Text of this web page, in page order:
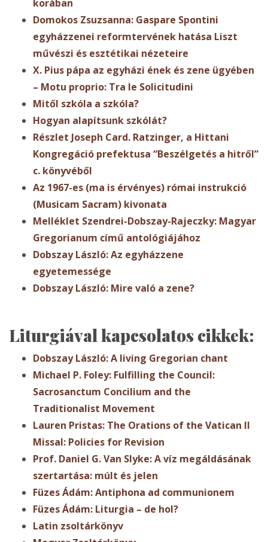
korában
Domokos Zsuzsanna: Gaspare Spontini
egyházzenei reformtervének hatása Liszt
művészi és esztétikai nézeteire
X. Pius pápa az egyházi ének és zene ügyében
– Motu proprio: Tra le Solicitudini
Mitől szkóla a szkóla?
Hogyan alapítsunk szkólát?
Részlet Joseph Card. Ratzinger, a Hittani
Kongregáció prefektusa “Beszélgetés a hitről”
c. könyvéből
Az 1967-es (ma is érvényes) római instrukció
(Musicam Sacram) kivonata
Melléklet Szendrei-Dobszay-Rajeczky: Magyar
Gregorianum című antológiájához
Dobszay László: Az egyházzene
egyetemessége
Dobszay László: Mire való a zene?
Liturgiával kapcsolatos cikkek:
Dobszay László: A living Gregorian chant
Michael P. Foley: Fulfilling the Council:
Sacrosanctum Concilium and the
Traditionalist Movement
Lauren Pristas: The Orations of the Vatican II
Missal: Policies for Revision
Prof. Daniel G. Van Slyke: A víz megáldásának
szertartása: múlt és jelen
Füzes Ádám: Antiphona ad communionem
Füzes Ádám: Liturgia – de hol?
Latin zsoltárkönyv